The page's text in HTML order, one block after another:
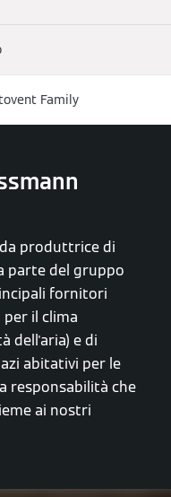
Family
produttrice di
parte del gruppo
fornitori
il clima
dell'aria) e di
abitativi per le
responsabilità che
ai nostri